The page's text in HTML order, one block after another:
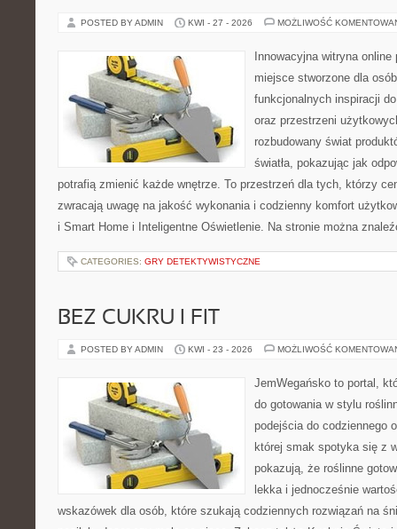
POSTED BY ADMIN KWI - 27 - 2026 MOŻLIWOŚĆ
Innowacyjna witryna
miejsce stworzone dla
funkcjonalnych inspiracji
oraz przestrzeni
rozbudowany świat
światła, pokazując jak
potrafią zmienić każde wnętrze. To przestrzeń dla tych, którzy
zwracają uwagę na jakość wykonania i codzienny komfort
i Smart Home i Inteligentne Oświetlenie. Na stronie można
CATEGORIES: GRY DETEKTYWISTYCZNE
BEZ CUKRU I FIT
POSTED BY ADMIN KWI - 23 - 2026 MOŻLIWOŚĆ
JemWegańsko to portal,
do gotowania w stylu
podejścia do codziennego
której smak spotyka się z
pokazują, że roślinne
lekka i jednocześnie
wskazówek dla osób, które szukają codziennych rozwiązań na